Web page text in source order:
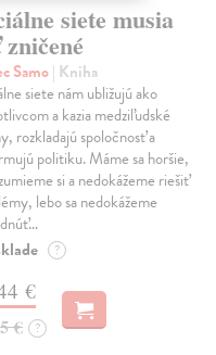
siete musia
Samo| Kniha
siete nám ubližujú ako
a kazia medziľudské
rozkladajú spoločnosť a
politiku. Máme sa horšie,
si a nedokážeme riešiť
lebo sa nedokážeme
?
€
€ ?